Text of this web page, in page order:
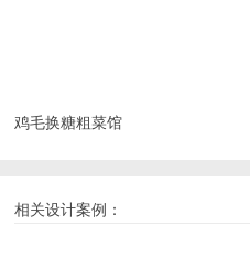
鸡毛换糖粗菜馆
相关设计案例：